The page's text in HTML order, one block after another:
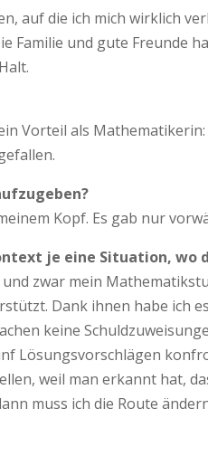
auf die ich mich wirklich
Familie und gute Freunde
Vorteil als
Kopf. Es gab nur
je eine Situation,
zwar mein
Dank ihnen habe ich
keine
Lösungsvorschlägen
weil man erkannt hat,
muss ich die Route